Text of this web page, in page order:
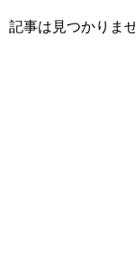
記事は見つかりま